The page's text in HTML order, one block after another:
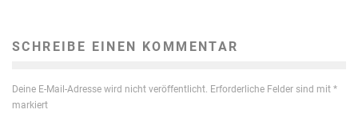
SCHREIBE EINEN KOMMENTAR
Deine E-Mail-Adresse wird nicht veröffentlicht. Erforderliche Felder sind mit *
markiert